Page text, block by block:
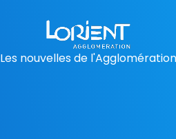
Les nouvelles de l'Agglomération